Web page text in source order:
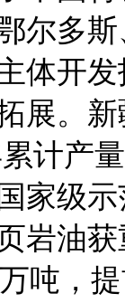
尔多
体开
展。
计产
家级
岩油
吨，